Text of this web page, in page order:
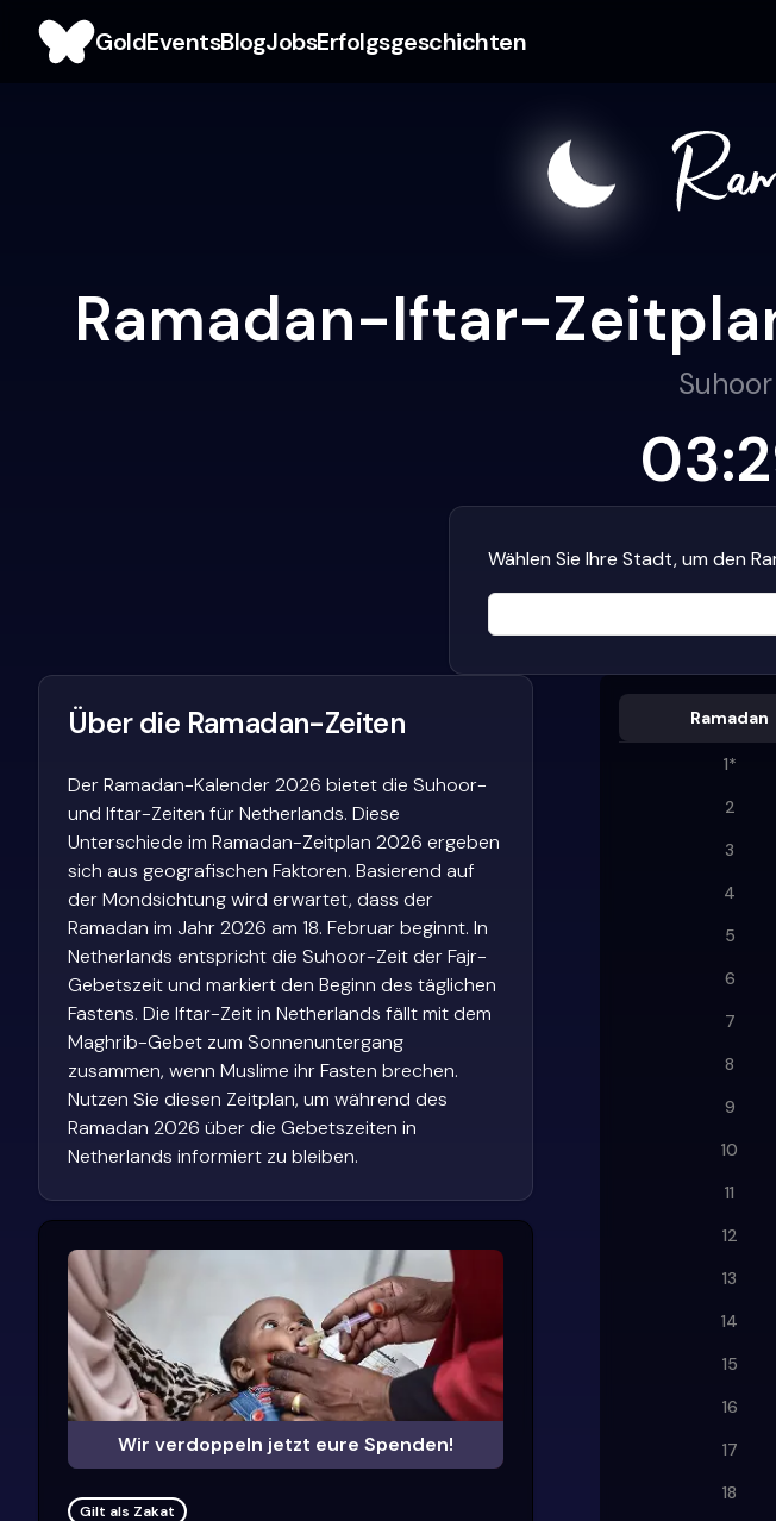
GoldEventsBlogJobsErfolgsgeschichten
Ramadan-Iftar-
Suhoor
Wählen Sie Ihre Stadt, um den
Ramadan
1*
2
3
4
5
6
7
8
9
10
11
12
13
14
15
16
17
18
Über die Ramadan-Zeiten
Der Ramadan-Kalender 2026 bietet die Suhoor-
und Iftar-Zeiten für Netherlands. Diese
Unterschiede im Ramadan-Zeitplan 2026 ergeben
sich aus geografischen Faktoren. Basierend auf
der Mondsichtung wird erwartet, dass der
Ramadan im Jahr 2026 am 18. Februar beginnt. In
Netherlands entspricht die Suhoor-Zeit der Fajr-
Gebetszeit und markiert den Beginn des täglichen
Fastens. Die Iftar-Zeit in Netherlands fällt mit dem
Maghrib-Gebet zum Sonnenuntergang
zusammen, wenn Muslime ihr Fasten brechen.
Nutzen Sie diesen Zeitplan, um während des
Ramadan 2026 über die Gebetszeiten in
Netherlands informiert zu bleiben.
Wir verdoppeln jetzt eure Spenden!
Gilt als Zakat